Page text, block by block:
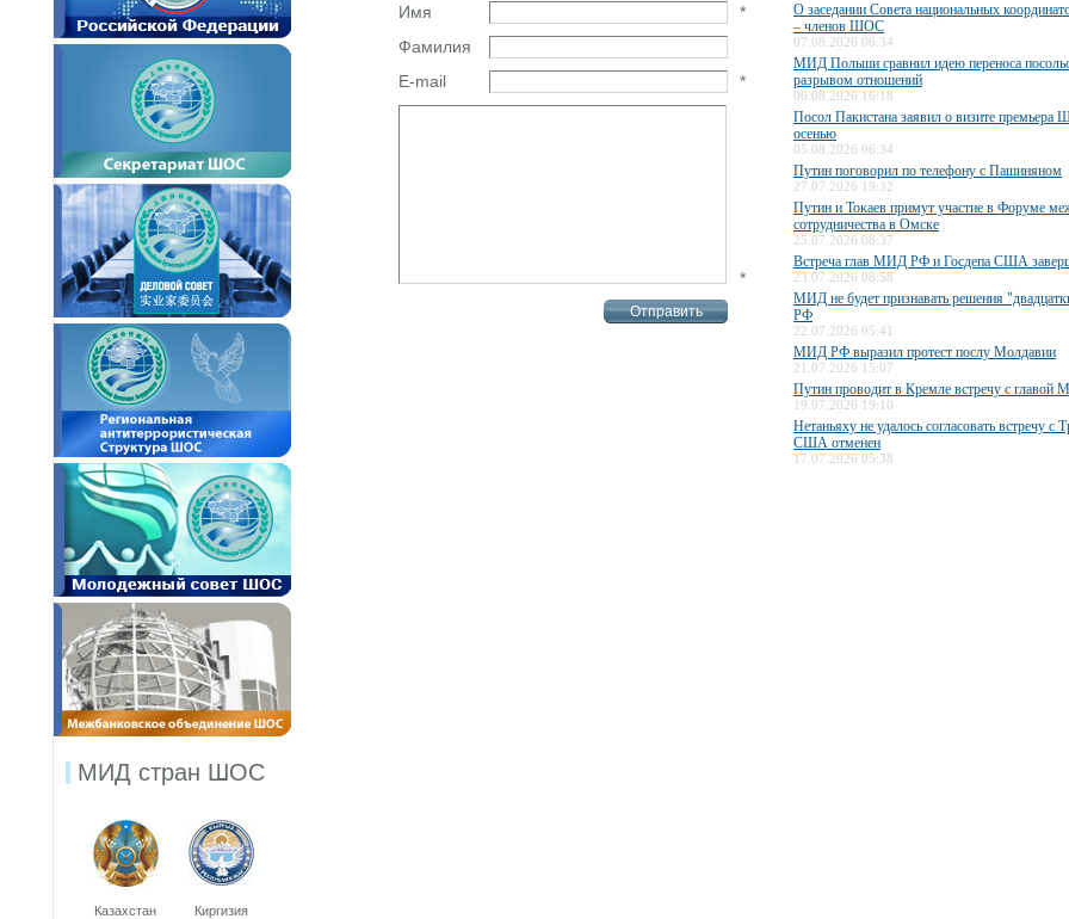
МИД стран ШОС
Казахстан Киргизия
Имя
*
Фамилия
E-mail
*
*
О заседании Совета национальных
– членов ШОС
07.08.2026 06:34
МИД Польши сравнил идею переноса
разрывом отношений
06.08.2026 16:18
Посол Пакистана заявил о визите премьера
осенью
05.08.2026 06:34
Путин поговорил по телефону с Пашиняном
27.07.2026 19:32
Путин и Токаев примут участие в Форуме
сотрудничества в Омске
25.07.2026 08:37
Встреча глав МИД РФ и Госдепа США
23.07.2026 08:58
МИД не будет признавать решения
РФ
22.07.2026 05:41
МИД РФ выразил протест послу Молдавии
21.07.2026 15:07
Путин проводит в Кремле встречу с
19.07.2026 19:10
Нетаньяху не удалось согласовать встречу с
США отменен
17.07.2026 05:38